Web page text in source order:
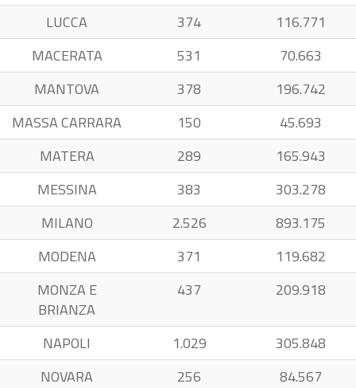
LUCCA
374
116.771
MACERATA
531
70.663
MANTOVA
378
196.742
MASSA CARRARA
150
45.693
MATERA
289
165.943
MESSINA
383
303.278
MILANO
2.526
893.175
MODENA
371
119.682
MONZA E
BRIANZA
437 209.918
NAPOLI 1.029
305.848
NOVARA
256
84.567